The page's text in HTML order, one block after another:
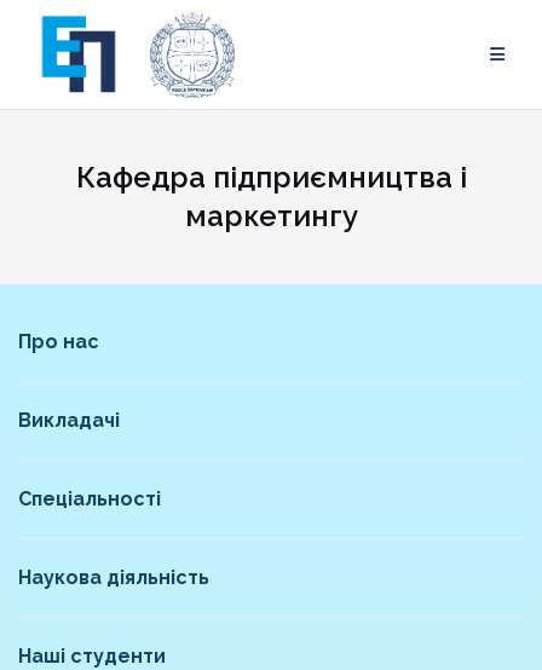
content
Кафедра підприємництва і
маркетингу
Про нас
Викладачі
Спеціальності
Наукова діяльність
Наші студенти